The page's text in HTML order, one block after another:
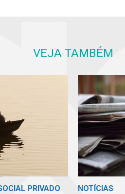
VEJA TAMBÉM
PRIVADO NOTÍCIAS